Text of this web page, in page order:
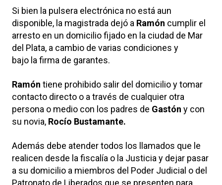
Si bien la pulsera electrónica no está aun
disponible, la magistrada dejó a Ramón cumplir el
arresto en un domicilio fijado en la ciudad de Mar
del Plata, a cambio de varias condiciones y
bajo la firma de garantes.
Ramón tiene prohibido salir del domicilio y tomar
contacto directo o a través de cualquier otra
persona o medio con los padres de Gastón y con
su novia, Rocío Bustamante.
Además debe atender todos los llamados que le
realicen desde la fiscalía o la Justicia y dejar pasar
a su domicilio a miembros del Poder Judicial o del
Patronato de Liberados que se presenten para